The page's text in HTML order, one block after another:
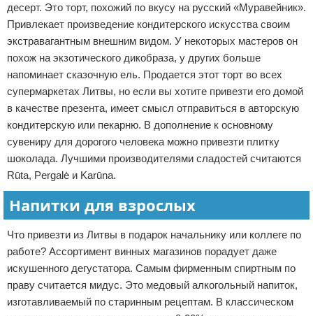
десерт. Это торт, похожий по вкусу на русский «Муравейник».
Привлекает произведение кондитерского искусства своим
экстравагантным внешним видом. У некоторых мастеров он
похож на экзотического дикобраза, у других больше
напоминает сказочную ель. Продается этот торт во всех
супермаркетах Литвы, но если вы хотите привезти его домой
в качестве презента, имеет смысл отправиться в авторскую
кондитерскую или пекарню. В дополнение к основному
сувениру для дорогого человека можно привезти плитку
шоколада. Лучшими производителями сладостей считаются
Rūta, Pergalė и Karūna.
Напитки для взрослых
Что привезти из Литвы в подарок начальнику или коллеге по
работе? Ассортимент винных магазинов порадует даже
искушенного дегустатора. Самым фирменным спиртным по
праву считается мидус. Это медовый алкогольный напиток,
изготавливаемый по старинным рецептам. В классическом